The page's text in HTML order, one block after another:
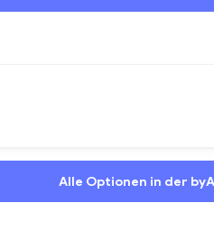
Alle Optionen in der